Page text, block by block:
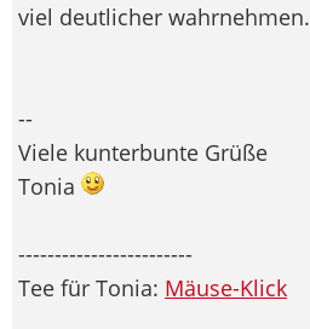
viel deutlicher wahrnehmen.
--
Viele kunterbunte Grüße
Tonia
------------------------
Tee für Tonia: Mäuse-Klick